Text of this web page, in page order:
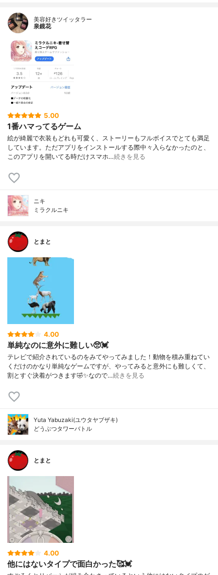
美容好きツイッタラー
泉鏡花
5.00
1番ハマってるゲーム
絵が綺麗で衣装もどれも可愛く、ストーリーもフルボイスでとても満足
しています。ただアプリをインストールする際中々入らなかったのと、
このアプリを開いてる時だけスマホ…続きを見る
ニキ
ミラクルニキ
とまと
4.00
単純なのに意外に難しい🥺💓
テレビで紹介されているのをみてやってみました！動物を積み重ねてい
くだけのかなり単純なゲームですが、やってみると意外にも難しくて、
割とすぐ決着がつきます🤣✨なので…続きを見る
Yuta Yabuzaki(ユウタヤブザキ)
どうぶつタワーバトル
とまと
4.00
他にはないタイプで面白かった🥰💓